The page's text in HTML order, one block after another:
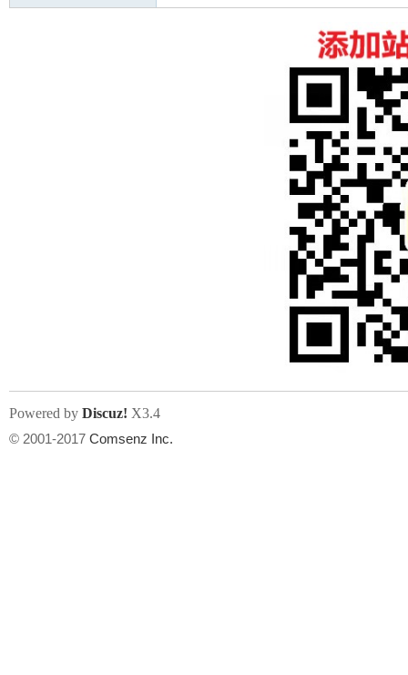
Powered by Discuz! X3.4
© 2001-2017 Comsenz Inc.